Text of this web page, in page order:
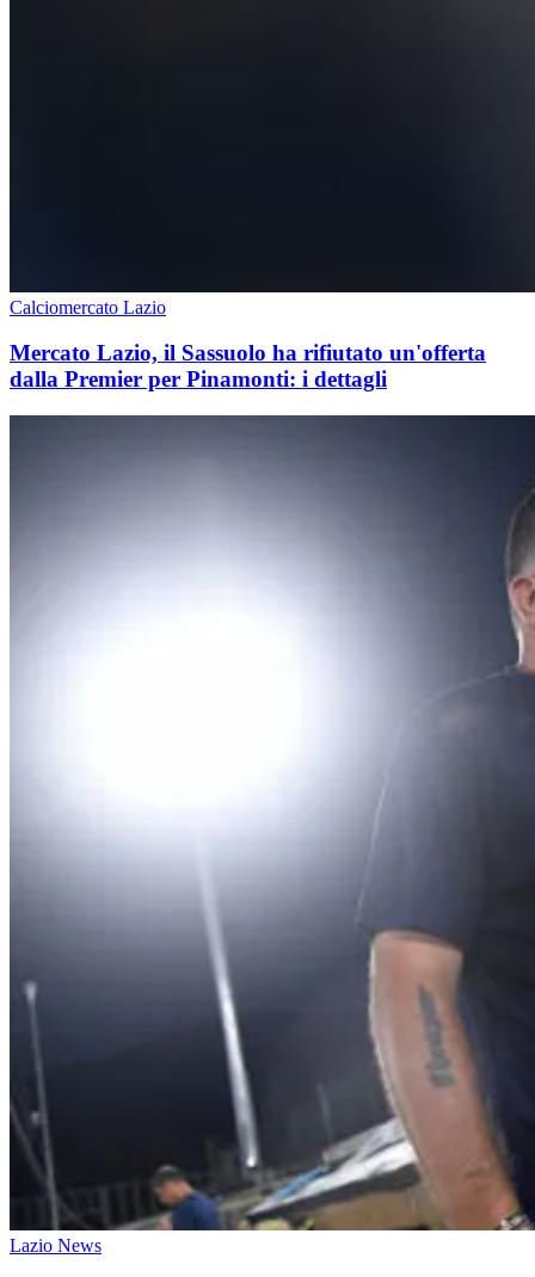
Calciomercato Lazio
Mercato Lazio, il Sassuolo ha rifiutato un'offerta
dalla Premier per Pinamonti: i dettagli
Lazio News